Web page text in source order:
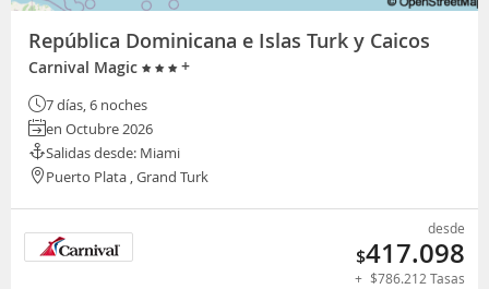
República Dominicana e Islas Turk y Caicos
Carnival Magic +
7 días, 6 noches
en Octubre 2026
Salidas desde: Miami
Puerto Plata , Grand Turk
desde
$417.098
+ $786.212Tasas